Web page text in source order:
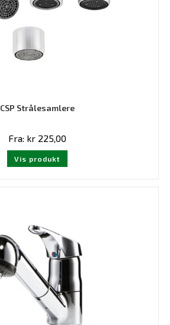
CSP Strålesamlere
Fra: kr 225,00
Vis produkt
Dette
har